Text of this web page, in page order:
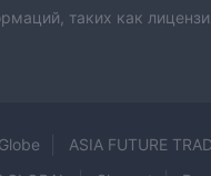
таких как
ASIA FUTURE